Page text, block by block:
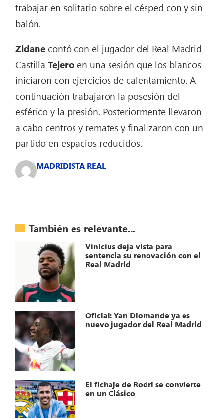
trabajar en solitario sobre el césped con y sin
balón.
Zidane contó con el jugador del Real Madrid
CastillaTejero en una sesión que los blancos
iniciaron con ejercicios de calentamiento. A
continuación trabajaron la posesión del
esférico y la presión. Posteriormente llevaron
a cabo centros y remates y finalizaron con un
partido en espacios reducidos.
MADRIDISTA REAL
También es relevante...
Vinicius deja vista para
sentencia su renovación con el
Real Madrid
Oficial: Yan Diomande ya es
nuevo jugador del Real Madrid
El fichaje de Rodri se convierte
en un Clásico